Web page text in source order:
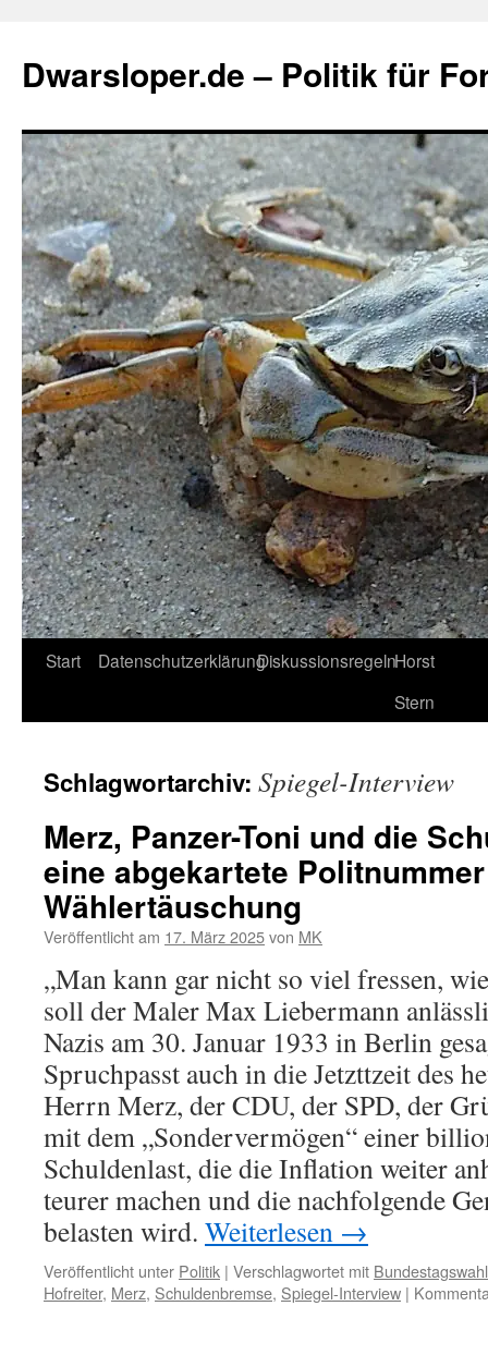
springen
Dwarsloper.de – Politik für
Start DatenschutzerklärungDiskussionsregelnHorst
Stern
Schlagwortarchiv: Spiegel-Interview
Merz, Panzer-Toni und die
eine abgekartete
Wählertäuschung
Veröffentlicht am 17. März 2025von MK
„Man kann gar nicht so viel fressen,
soll der Maler Max Liebermann
Nazis am 30. Januar 1933 in Berlin
Spruchpasst auch in die Jetzttzeit des
Herrn Merz, der CDU, der SPD, der
mit dem „Sondervermögen“ einer
Schuldenlast, die die Inflation weiter
teurer machen und die nachfolgende
belasten wird. Weiterlesen →
Veröffentlicht unter Politik | Verschlagwortet mit
Hofreiter, Merz, Schuldenbremse, Spiegel-Interview |